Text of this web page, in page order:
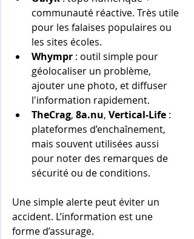
communauté réactive. Très utile
pour les falaises populaires ou
les sites écoles.
Whympr : outil simple pour
géolocaliser un problème,
ajouter une photo, et diffuser
l'information rapidement.
TheCrag, 8a.nu, Vertical-Life :
plateformes d’enchaînement,
mais souvent utilisées aussi
pour noter des remarques de
sécurité ou de conditions.
Une simple alerte peut éviter un
accident. L’information est une
forme d’assurage.